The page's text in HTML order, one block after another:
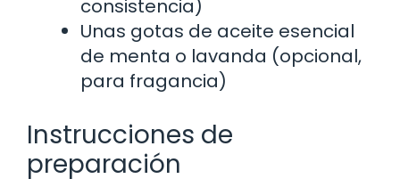
consistencia)
Unas gotas de aceite esencial
de menta o lavanda (opcional,
para fragancia)
Instrucciones de
preparación